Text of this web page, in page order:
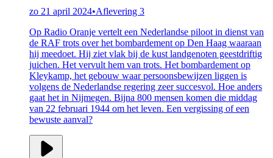
zo 21 april 2024•Aflevering 3
Op Radio Oranje vertelt een Nederlandse piloot in dienst van
de RAF trots over het bombardement op Den Haag waaraan
hij meedoet. Hij ziet vlak bij de kust landgenoten geestdriftig
juichen. Het vervult hem van trots. Het bombardement op
Kleykamp, het gebouw waar persoonsbewijzen liggen is
volgens de Nederlandse regering zeer succesvol. Hoe anders
gaat het in Nijmegen. Bijna 800 mensen komen die middag
van 22 februari 1944 om het leven. Een vergissing of een
bewuste aanval?